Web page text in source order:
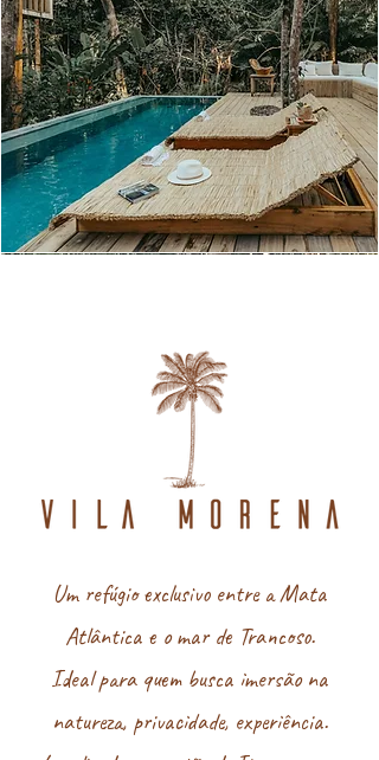
Um refúgio exclusivo entre a Mata
Atlântica e o mar de Trancoso.
Ideal para quem busca imersão na
natureza, privacidade, experiência.